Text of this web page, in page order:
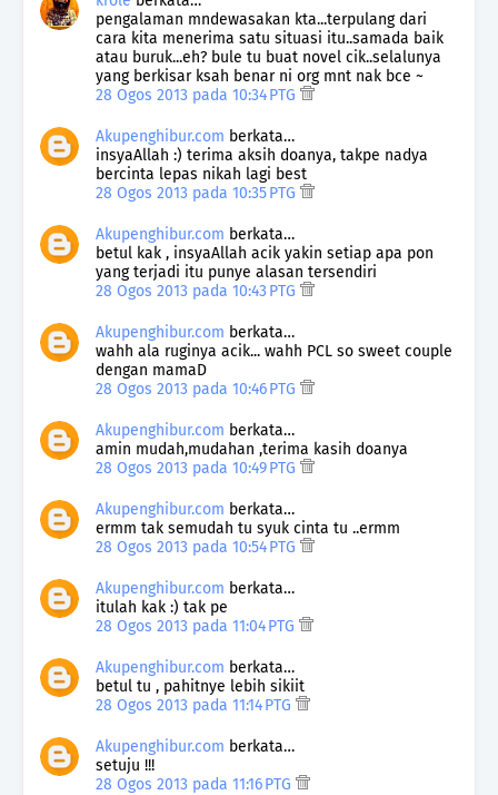
pengalaman mndewasakan kta...terpulang dari
cara kita menerima satu situasi itu..samada baik
atau buruk...eh? bule tu buat novel cik..selalunya
yang berkisar ksah benar ni org mnt nak bce ~
28 Ogos 2013 pada 10:34 PTG
Akupenghibur.com berkata…
insyaAllah :) terima aksih doanya, takpe nadya
bercinta lepas nikah lagi best
28 Ogos 2013 pada 10:35 PTG
Akupenghibur.com berkata…
betul kak , insyaAllah acik yakin setiap apa pon
yang terjadi itu punye alasan tersendiri
28 Ogos 2013 pada 10:43 PTG
Akupenghibur.com berkata…
wahh ala ruginya acik... wahh PCL so sweet couple
dengan mamaD
28 Ogos 2013 pada 10:46 PTG
Akupenghibur.com berkata…
amin mudah,mudahan ,terima kasih doanya
28 Ogos 2013 pada 10:49 PTG
Akupenghibur.com berkata…
ermm tak semudah tu syuk cinta tu ..ermm
28 Ogos 2013 pada 10:54 PTG
Akupenghibur.com berkata…
itulah kak :) tak pe
28 Ogos 2013 pada 11:04 PTG
Akupenghibur.com berkata…
betul tu , pahitnye lebih sikiit
28 Ogos 2013 pada 11:14 PTG
Akupenghibur.com berkata…
setuju !!!
28 Ogos 2013 pada 11:16 PTG